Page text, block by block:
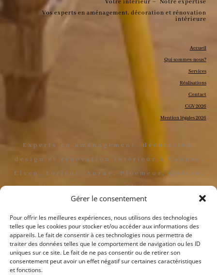
Gérer le consentement
Pour offrir les meilleures expériences, nous utilisons des technologies
telles que les cookies pour stocker et/ou accéder aux informations des
appareils. Le fait de consentir à ces technologies nous permettra de
traiter des données telles que le comportement de navigation ou les ID
uniques sur ce site. Le fait de ne pas consentir ou de retirer son
consentement peut avoir un effet négatif sur certaines caractéristiques
et fonctions.
Votre intérieur – Notre expertise
Vos experts en aménagement, décoration et rénovation
intérieure
Accueil
Qui sommes-nous?
Services
Réalisations
Contact
CGV 2026
Mention légales 2026
Experts en aménagement, décoration,
design et rénovation intérieur à Vannes,
Elven, Lorient, Auray, Ploemeur, Quéven,
Hennebont, Plumergat, Theix, Surzur, et
leurs environs. Partout en France :
Paris, Marseille, Lyon, Lille, Bordeaux,
Toulouse, Nantes, Strasbourg, Nice,
Rennes, Montpellier, Grenoble, Dijon,
Tours, Angers, Clermont-Ferrand, et
dans les principales villes de Belgique :